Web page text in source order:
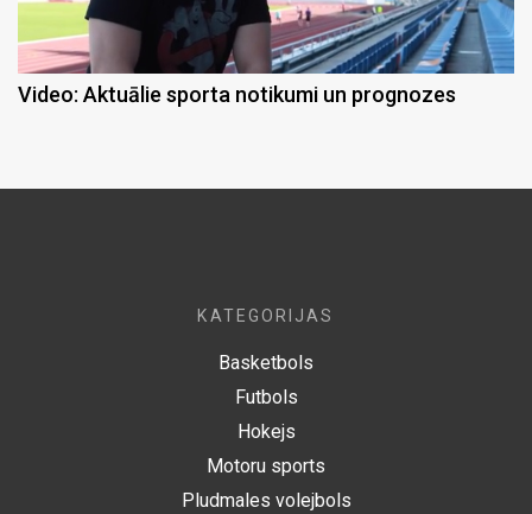
Video: Aktuālie sporta notikumi un prognozes
KATEGORIJAS
Basketbols
Futbols
Hokejs
Motoru sports
Pludmales volejbols